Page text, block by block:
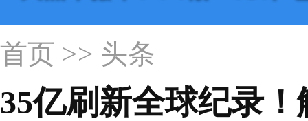
首页 >> 头条
35亿刷新全球纪录